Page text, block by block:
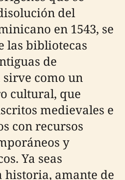
del
en 1543, se
las bibliotecas
de
como un
cultural, que
medievales e
con recursos
y
Ya seas
historia, amante de